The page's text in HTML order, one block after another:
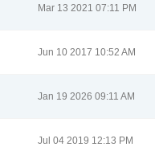
Mar 13 2021 07:11 PM
Jun 10 2017 10:52 AM
Jan 19 2026 09:11 AM
Jul 04 2019 12:13 PM